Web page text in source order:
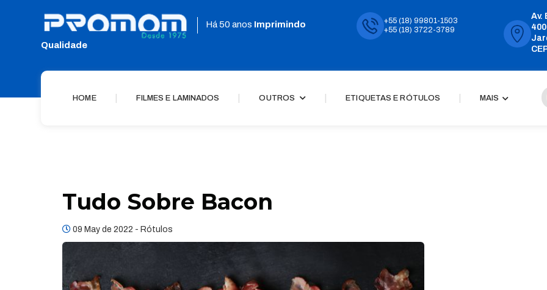
Há 50 anos Imprimindo
Qualidade
+55 (18) 99801-1503
+55 (18) 3722-3789
Av.
HOME FILMES E LAMINADOS OUTROS ETIQUETAS E RÓTULOS MAIS
Tudo Sobre Bacon
09 May de 2022 - Rótulos